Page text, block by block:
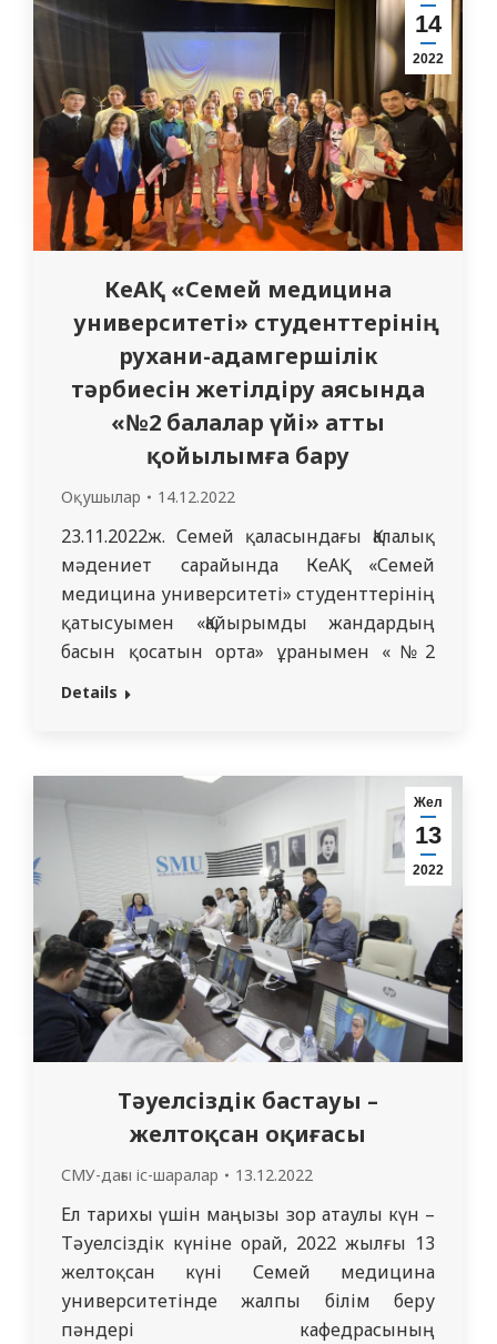
иеленуімен құттықтаймыз. Студенттер
дипломдармен марапатталды.
[/vc_column_text][/vc_column][/vc_row]
14
2022
КеАҚ «Семей медицина
университеті» студенттерінің
рухани-адамгершілік
тәрбиесін жетілдіру аясында
«№2 балалар үйі» атты
қойылымға бару
Оқушылар 14.12.2022
23.11.2022ж. Семей қаласындағы Қалалық
мәдениет сарайында КеАҚ «Семей
медицина университеті» студенттерінің
қатысуымен «Қайырымды жандардың
басын қосатын орта» ұранымен «№2
балалар үйі» атты театрландырылған
Қайратбекұлы Жаныбек болды. Рухани-
адамгершілік тәрбиені жетілдіру
аясында ЖМ 4432 тобының студенттері
балалар аурулары пропедевтикасы
кафедрасының ассистенті куратор Абаева
Қ. Д. мен…
Details
Жел
13
2022
Тәуелсіздік бастауы –
желтоқсан оқиғасы
СМУ-дағы іс-шаралар 13.12.2022
Ел тарихы үшін маңызы зор атаулы күн –
Тәуелсіздік күніне орай, 2022 жылғы 13
желтоқсан күні Семей медицина
университетінде жалпы білім беру
пәндері кафедрасының